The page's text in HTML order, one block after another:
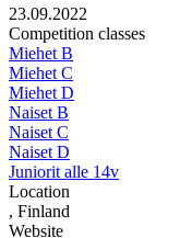
23.09.2022
Competition classes
Miehet B
Miehet C
Miehet D
Naiset B
Naiset C
Naiset D
Juniorit alle 14v
Location
, Finland
Website